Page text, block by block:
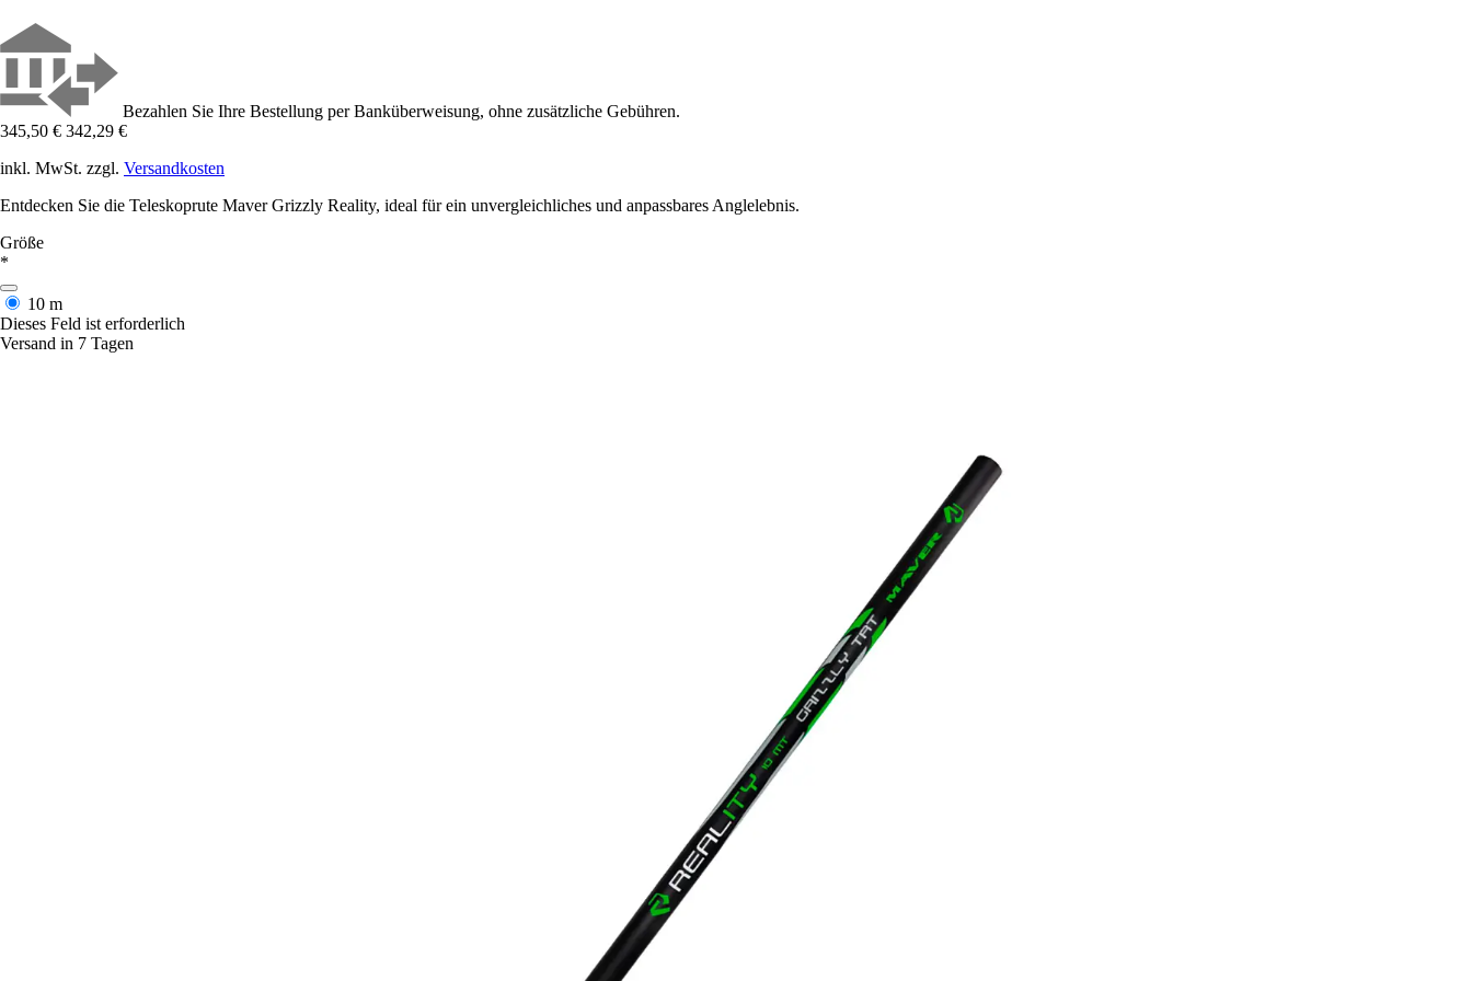
Bezahlen Sie Ihre Bestellung per Banküberweisung, ohne zusätzliche Gebühren.
345,50 € 342,29 €
inkl. MwSt. zzgl. Versandkosten
Entdecken Sie die Teleskoprute Maver Grizzly Reality, ideal für ein unvergleichliches und anpassbares Anglelebnis.
Größe
*
10 m
Dieses Feld ist erforderlich
Versand in 7 Tagen